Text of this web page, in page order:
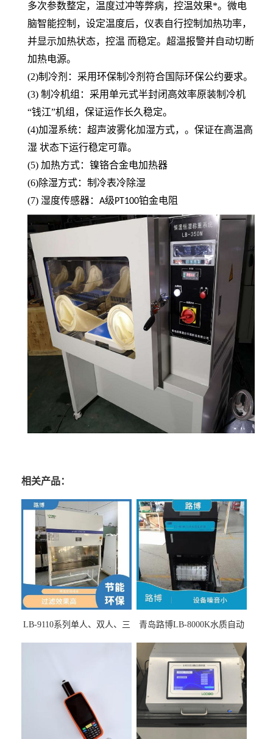
多次参数整定，温度过冲等弊病，控温效果*。微电
脑智能控制，设定温度后，仪表自行控制加热功率，
并显示加热状态，控温 而稳定。超温报警并自动切断
加热电源。
(2)制冷剂：采用环保制冷剂符合国际环保公约要求。
(3) 制冷机组：采用单元式半封闭高效率原装制冷机
“钱江”机组，保证运作长久稳定。
(4)加湿系统：超声波雾化加湿方式，。保证在高温高
湿 状态下运行稳定可靠。
(5) 加热方式：镍铬合金电加热器
(6)除湿方式：制冷表冷除湿
(7) 湿度传感器： A级PT100铂金电阻
相关产品：
LB-9110系列单人、双人、三
青岛路博LB-8000K水质自动